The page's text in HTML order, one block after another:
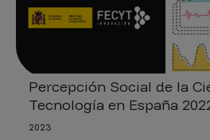
Percepción Social de la
Tecnología en España
2023